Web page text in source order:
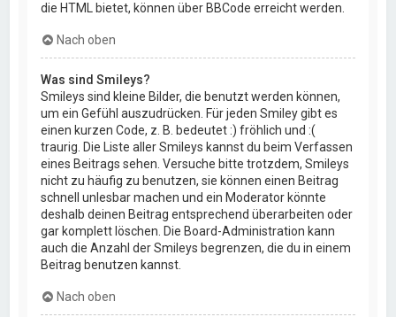
die HTML bietet, können über BBCode erreicht werden.
Nach oben
Was sind Smileys?
Smileys sind kleine Bilder, die benutzt werden können,
um ein Gefühl auszudrücken. Für jeden Smiley gibt es
einen kurzen Code, z. B. bedeutet :) fröhlich und :(
traurig. Die Liste aller Smileys kannst du beim Verfassen
eines Beitrags sehen. Versuche bitte trotzdem, Smileys
nicht zu häufig zu benutzen, sie können einen Beitrag
schnell unlesbar machen und ein Moderator könnte
deshalb deinen Beitrag entsprechend überarbeiten oder
gar komplett löschen. Die Board-Administration kann
auch die Anzahl der Smileys begrenzen, die du in einem
Beitrag benutzen kannst.
Nach oben